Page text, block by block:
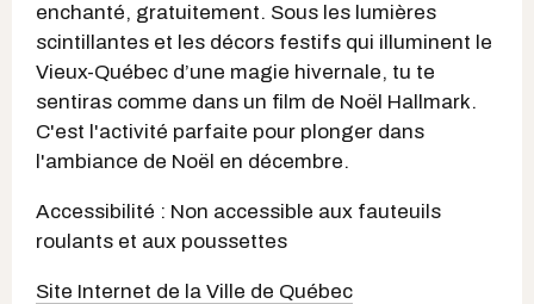
enchanté, gratuitement. Sous les lumières
scintillantes et les décors festifs qui illuminent le
Vieux-Québec d’une magie hivernale, tu te
sentiras comme dans un film de Noël Hallmark.
C'est l'activité parfaite pour plonger dans
l'ambiance de Noël en décembre.
Accessibilité : Non accessible aux fauteuils
roulants et aux poussettes
Site Internet de la Ville de Québec